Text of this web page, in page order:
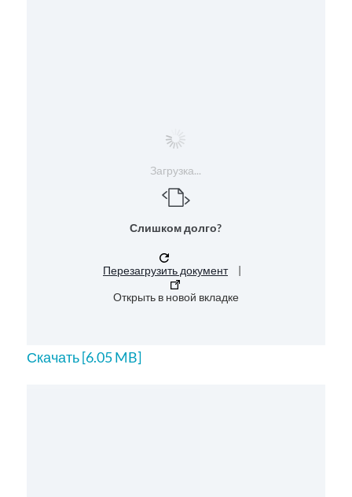
Загрузка...
Слишком долго?
Перезагрузить документ
|
Открыть в новой вкладке
Скачать [6.05 MB]